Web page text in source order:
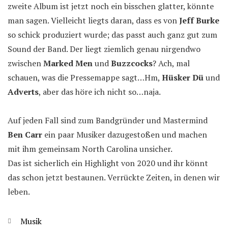
zweite Album ist jetzt noch ein bisschen glatter, könnte
man sagen. Vielleicht liegts daran, dass es vonJeff Burke
so schick produziert wurde; das passt auch ganz gut zum
Sound der Band. Der liegt ziemlich genau nirgendwo
zwischenMarked MenundBuzzcocks? Ach, mal
schauen, was die Pressemappe sagt…Hm, Hüsker Düund
Adverts, aber das höre ich nicht so…naja.
Auf jeden Fall sind zum Bandgründer und Mastermind
Ben Carr ein paar Musiker dazugestoßen und machen
mit ihm gemeinsam North Carolina unsicher.
Das ist sicherlich ein Highlight von 2020 und ihr könnt
das schon jetzt bestaunen. Verrückte Zeiten, in denen wir
leben.
Kategorien
Musik